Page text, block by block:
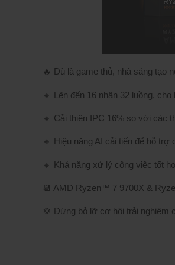
🔥 Dù là game thủ, nhà sáng tạo
🔸 Lên đến 16 nhân 32 luồng,
🔸 Cải thiện IPC 16% so với các
🔸 Hiệu năng AI cải tiến để hỗ
🔸 Khả năng xử lý công việc tốt
📆 AMD Ryzen™ 7 9700X &
💢 Đừng bỏ lỡ cơ hội trải nghiệm